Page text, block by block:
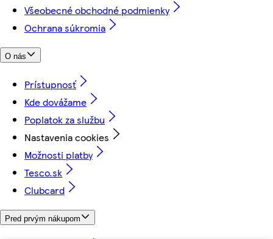
Všeobecné obchodné podmienky
Ochrana súkromia
O nás
Prístupnosť
Kde dovážame
Poplatok za službu
Nastavenia cookies
Možnosti platby
Tesco.sk
Clubcard
Pred prvým nákupom